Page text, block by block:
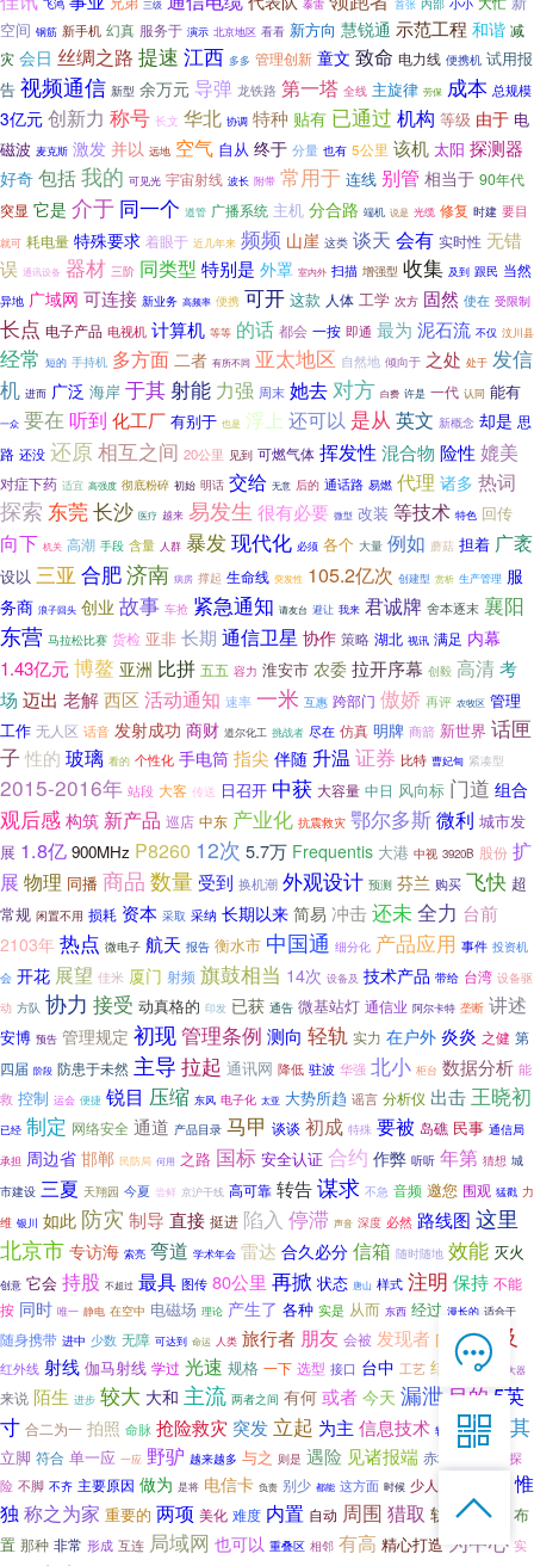
飞鸿 三级 泰雷 首张 小小
空间 钢筋 新手机 幻真 服务于 演示 北京地区 看看 新方向 慧锐通 示范工程 和谐 减
灾 会日 丝绸之路 提速 江西 多多 管理创新 童文 致命 电力线 便携机 试用报
告 视频通信 新型 余万元 导弹 龙铁路 第一塔 全线 主旋律 劳保 成本 总规模
3亿元 创新力 称号 长文 华北 协调 特种 贴有 已通过 机构 等级 由于 电
磁波 麦克斯 激发 并以 远地 空气 自从 终于 分量 也有 5公里 该机 太阳 探测器
好奇 包括我的 可见光 宇宙射线 波长 附带 常用于 连线 别管 相当于 90年代
突显 它是 介于 同一个 道管 广播系统 主机 分合路 端机 说是 光缆 修复 时建 要目
就可 耗电量 特殊要求 着眼于 近几年来 频频 山崖 这类 谈天 会有 实时性 无错
误 通讯设备 器材 三阶 同类型 特别是 外罩 室内外 扫描 增强型 收集 及到 跟民 当然
异地 广域网 可连接 新业务 高频率 便携 可开 这款 人体 工学 次方 固然 使在 受限制
长点 电子产品 电视机 计算机 等等 的话 都会 一按 即通 最为 泥石流 不仅 汶川县
经常 短的 手持机 多方面 二者 有所不同 亚太地区 自然地 倾向于 之处 处于 发信
机 进而 广泛 海岸 于其射能 力强 周末 她去对方 白费 许是 一代 认同 能有
一众 要在 听到 化工厂 有别于 也是 浮上 还可以 是从 英文 新概念 却是 思
路 还没 还原相互之间 20公里 见到 可燃气体 挥发性 混合物 险性 媲美
对症下药 适宜 高强度 彻底粉碎 初始 明话 交给 无意 后的 通话路 易燃 代理 诸多 热词
探索 东莞长沙 医疗 越来 易发生 很有必要 微型 改装 等技术 特色 回传
向下 机关 高潮 手段 含量 人群 暴发现代化 必须 各个 大量 例如 蘑菇 担着 广袤
设以 三亚 合肥济南 病房 撑起 生命线 突发性 105.2亿次 创建型 赏析 生产管理 服
务商 浪子回头 创业 故事 车抢 紧急通知 请友台 避让 我来 君诚牌 舍本逐末 襄阳
东营 马拉松比赛 货检 亚非 长期 通信卫星 协作 策略 湖北 视讯 满足 内幕
1.43亿元博鳌 亚洲 比拼 五五 容力 淮安市 农委 拉开序幕 创毅 高清 考
场 迈出 老解西区 活动通知 速率 一米 互惠 跨部门 傲娇 再评 农牧区 管理
工作 无人区 话音 发射成功 商财 道尔化工 挑战者 尽在 仿真 明牌 商箭 新世界 话匣
子 性的 玻璃 看的 个性化 手电筒 指尖 伴随 升温 证券 比特 曹妃甸 紧凑型
2015-2016年 站段 大客 传送 日召开 中获 大容量 中日 风向标 门道 组合
观后感 构筑 新产品 巡店 中东 产业化 抗震救灾 鄂尔多斯微利 城市发
展 1.8亿 900MHz P8260 12次 5.7万 Frequentis 大港 中视 3920B 股份 扩
展 物理 同播 商品 数量 受到 换机潮 外观设计 预测 芬兰 购买 飞快 超
常规 闲置不用 损耗 资本 采取 采纳 长期以来 简易 冲击还未 全力 台前
2103年 热点 微电子 航天 报告 衡水市 中国通 细分化 产品应用 事件 投资机
会 开花 展望 佳米 厦门 射频 旗鼓相当 14次 设备及 技术产品 带给 台湾 设备驱
动 方队 协力 接受 动真格的 印发 已获 通告 微基站灯 通信业 阿尔卡特 垄断 讲述
安博 预告 管理规定 初现管理条例 测向 轻轨 实力 在户外 炎炎 之健 第
四届 阶段 防患于未然 主导 拉起 通讯网 降低 驻波 华强 北小 柜台 数据分析 能
救 控制 运会 便捷 锐目 压缩 东风 电子化 太亚 大势所趋 谣言 分析仪 出击王晓初
已经 制定 网络安全 通道 产品目录 马甲 谈谈 初成 特殊 要被 岛礁 民事 通信局
承担 周边省 邯郸 民防局 何用 之路 国标 安全认证 合约 作弊 听听 年第 猜想 城
市建设 三夏 天翔园 今夏 尝鲜 京沪干线 高可靠 转告谋求 不急 音频 邀您 围观 猛戳 力
维 银川 如此 防灾 制导 直接 挺进 陷入 停滞 声音 深度 必然 路线图 这里
北京市 专访海 索亮 弯道 学术年会 雷达 合久必分 信箱 随时随地 效能 灭火
创意 它会 持股 不超过 最具 图传 80公里 再掀 状态 唐山 样式 注明 保持 不能
按 同时 唯一 静电 在空中 电磁场 理论 产生了 各种 实是 从而 东西 经过 漫长的 适合于
随身携带 进中 少数 无障 可达到 命运 人类 旅行者 朋友 会被 发现者 向来提及
红外线 射线 伽马射线 学过 光速 规格 一下 选型 接口 台中 工艺 结实 而来 放大器
来说 陌生 进步 较大 大和 主流 两者之间 有何 或者 今天 漏泄 目的 5英
寸 合二为一 拍照 命脉 抢险救灾 突发 立起 为主 信息技术 较短 十米 有其
立脚 符合 单一应 一应 野驴 越来越多 与之 则是 遇险 见诸报端 赤城
户外探
险 不脚 不齐 主要原因 做为 是将 电信卡 负责 别少 都能 这方面 时候 少人
惟
独 称之为家 重要的 两项 美化 难度 内置 自动 周围 猎取 轨迹 精度
布
置 那种 非常 形成 互连 局域网 也可以 重叠区 相邻 有高 精心打造 为中心 实


在线客服
7*12 QQ在线，服务咨询

服务热线
恭候聆听，023-86382199手机直接点击
拨打

